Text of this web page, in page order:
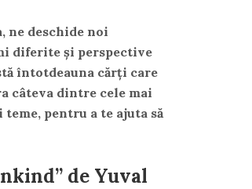
ne deschide noi
diferite și perspective
întotdeauna cărți care
câteva dintre cele mai
pentru a te ajuta să
de Yuval